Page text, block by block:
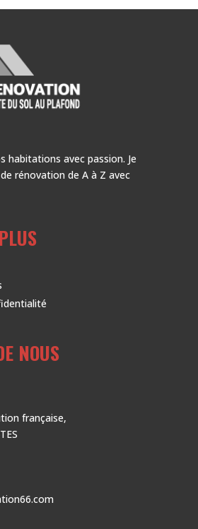
habitations avec passion. Je
rénovation de A à Z avec
NOUS
française,